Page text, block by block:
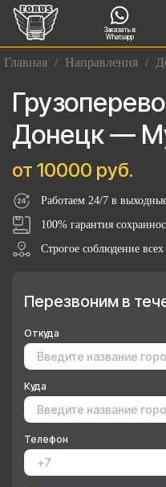
Заказать в
Whatsapp
Главная / Направления /
Донецк —
от 10000 руб.
Работаем 24/7 в
100% гарантия
Строгое соблюдение
Перезвоним в
Откуда
Куда
Телефон